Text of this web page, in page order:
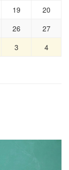
19
20
26
27
3 4